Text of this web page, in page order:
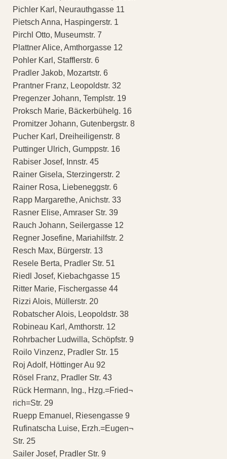
Pichler Karl, Neurauthgasse 11
Pietsch Anna, Haspingerstr. 1
Pirchl Otto, Museumstr. 7
Plattner Alice, Amthorgasse 12
Pohler Karl, Stafflerstr. 6
Pradler Jakob, Mozartstr. 6
Prantner Franz, Leopoldstr. 32
Pregenzer Johann, Templstr. 19
Proksch Marie, Bäckerbühelg. 16
Promitzer Johann, Gutenbergstr. 8
Pucher Karl, Dreiheiligenstr. 8
Puttinger Ulrich, Gumppstr. 16
Rabiser Josef, Innstr. 45
Rainer Gisela, Sterzingerstr. 2
Rainer Rosa, Liebeneggstr. 6
Rapp Margarethe, Anichstr. 33
Rasner Elise, Amraser Str. 39
Rauch Johann, Seilergasse 12
Regner Josefine, Mariahilfstr. 2
Resch Max, Bürgerstr. 13
Resele Berta, Pradler Str. 51
Riedl Josef, Kiebachgasse 15
Ritter Marie, Fischergasse 44
Rizzi Alois, Müllerstr. 20
Robatscher Alois, Leopoldstr. 38
Robineau Karl, Amthorstr. 12
Rohrbacher Ludwilla, Schöpfstr. 9
Roilo Vinzenz, Pradler Str. 15
Roj Adolf, Höttinger Au 92
Rösel Franz, Pradler Str. 43
Rück Hermann, Ing., Hzg.=Fried¬
rich=Str. 29
Ruepp Emanuel, Riesengasse 9
Rufinatscha Luise, Erzh.=Eugen¬
Str. 25
Sailer Josef, Pradler Str. 9